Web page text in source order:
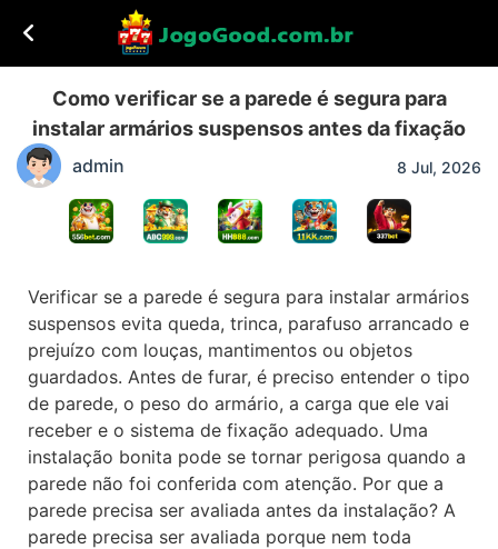
Como verificar se a parede é segura para
instalar armários suspensos antes da fixação
admin 8 Jul, 2026
Verificar se a parede é segura para instalar armários
suspensos evita queda, trinca, parafuso arrancado e
prejuízo com louças, mantimentos ou objetos
guardados. Antes de furar, é preciso entender o tipo
de parede, o peso do armário, a carga que ele vai
receber e o sistema de fixação adequado. Uma
instalação bonita pode se tornar perigosa quando a
parede não foi conferida com atenção. Por que a
parede precisa ser avaliada antes da instalação? A
parede precisa ser avaliada porque nem toda